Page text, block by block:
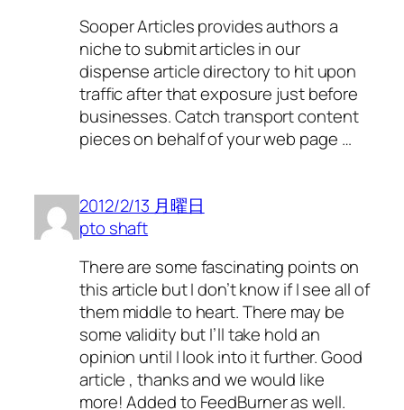
Sooper Articles provides authors a
niche to submit articles in our
dispense article directory to hit upon
traffic after that exposure just before
businesses. Catch transport content
pieces on behalf of your web page …
2012/2/13 月曜日
pto shaft
There are some fascinating points on
this article but I don’t know if I see all of
them middle to heart. There may be
some validity but I’ll take hold an
opinion until I look into it further. Good
article , thanks and we would like
more! Added to FeedBurner as well.